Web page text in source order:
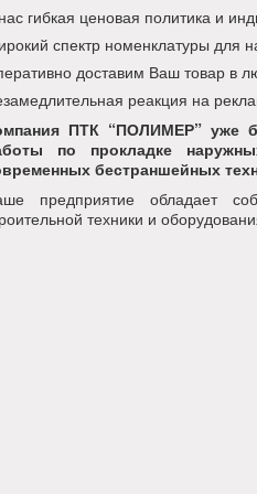
гибкая ценовая политика и
спектр номенклатуры для
доставим Ваш товар в
реакция на
ПТК “ПОЛИМЕР” уже
по прокладке
бестраншейных
предприятие обладает
техники и